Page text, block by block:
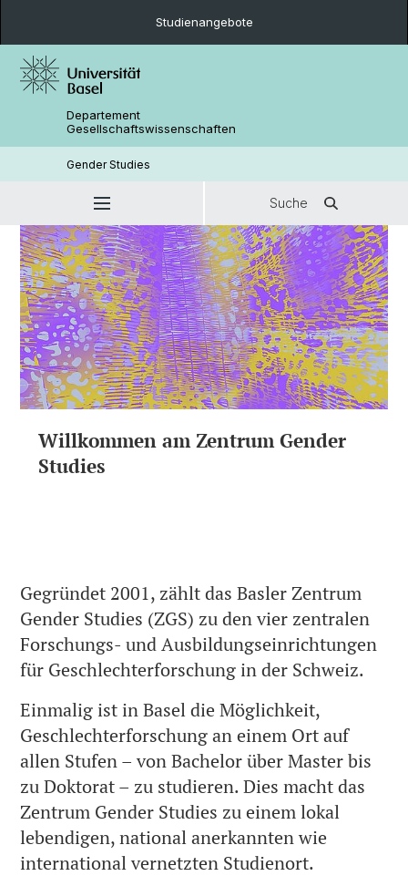
Studienangebote
Departement
Gesellschaftswissenschaften
Gender Studies
Suche
Willkommen am Zentrum Gender
Studies
Gegründet 2001, zählt das Basler Zentrum
Gender Studies (ZGS) zu den vier zentralen
Forschungs- und Ausbildungseinrichtungen
für Geschlechterforschung in der Schweiz.
Einmalig ist in Basel die Möglichkeit,
Geschlechterforschung an einem Ort auf
allen Stufen – von Bachelor über Master bis
zu Doktorat – zu studieren. Dies macht das
Zentrum Gender Studies zu einem lokal
lebendigen, national anerkannten wie
international vernetzten Studienort.